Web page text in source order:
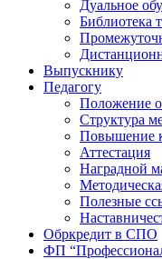
Дуальное
Библиотека
Выпускнику
Педагогу
Положение
Структура
Повышение
Аттестация
Наградной
Полезные
Обркредит в СПО
ФП